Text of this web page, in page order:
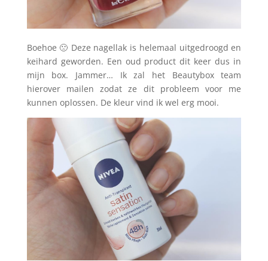
Boehoe 🙁 Deze nagellak is helemaal uitgedroogd en
keihard geworden. Een oud product dit keer dus in
mijn box. Jammer… Ik zal het Beautybox team
hierover mailen zodat ze dit probleem voor me
kunnen oplossen. De kleur vind ik wel erg mooi.